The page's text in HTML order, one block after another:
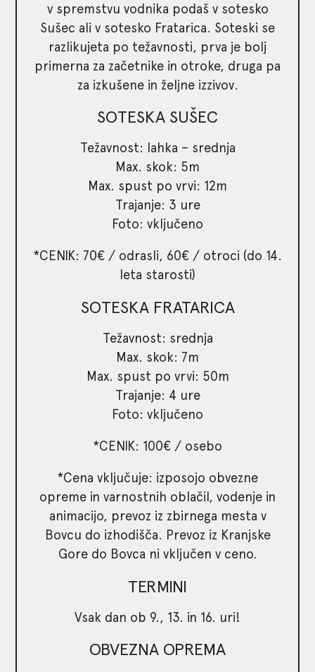
v spremstvu vodnika podaš v sotesko
Sušec ali v sotesko Fratarica. Soteski se
razlikujeta po težavnosti, prva je bolj
primerna za začetnike in otroke, druga pa
za izkušene in željne izzivov.
SOTESKA SUŠEC
Težavnost: lahka – srednja
Max. skok: 5m
Max. spust po vrvi: 12m
Trajanje: 3 ure
Foto: vključeno
*CENIK: 70€ / odrasli, 60€ / otroci (do 14.
leta starosti)
SOTESKA FRATARICA
Težavnost: srednja
Max. skok: 7m
Max. spust po vrvi: 50m
Trajanje: 4 ure
Foto: vključeno
*CENIK: 100€ / osebo
*Cena vključuje: izposojo obvezne
opreme in varnostnih oblačil, vodenje in
animacijo, prevoz iz zbirnega mesta v
Bovcu do izhodišča. Prevoz iz Kranjske
Gore do Bovca ni vključen v ceno.
TERMINI
Vsak dan ob 9., 13. in 16. uri!
OBVEZNA OPREMA